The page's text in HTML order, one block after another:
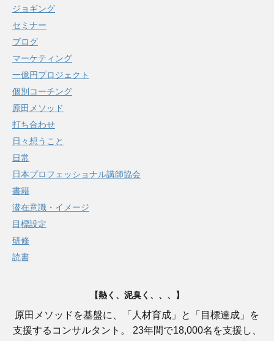
ジョギング
セミナー
ブログ
マーケティング
一億円プロジェクト
個別コーチング
原田メソッド
打ち合わせ
日々想うこと
日常
日本プロフェッショナル講師協会
書籍
潜在意識・イメージ
目標設定
研修
読書
【熱く、泥臭く、、、】
原田メソッドを基盤に、「人材育成」と「目標達成」を
支援するコンサルタント。 23年間で18,000名を支援し、